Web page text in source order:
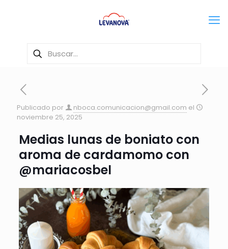
Publicado por nboca.comunicacion@gmail.com el
noviembre 25, 2025
Medias lunas de boniato con
aroma de cardamomo con
@mariacosbel